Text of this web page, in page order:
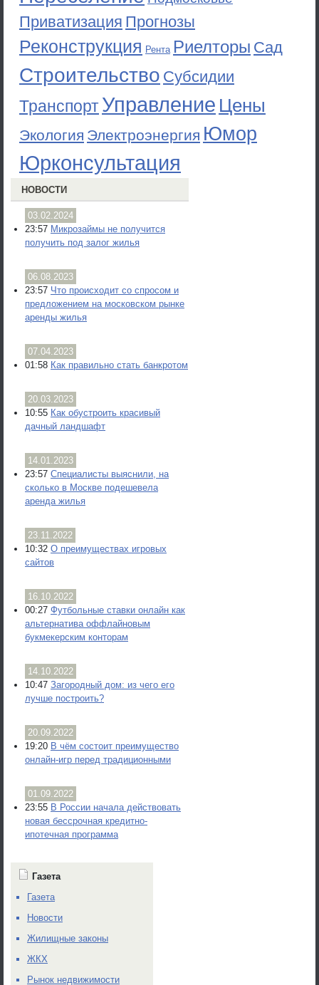
Приватизация Прогнозы
Реконструкция Рента Риелторы Сад
Строительство Субсидии
ТранспортУправление Цены
Экология Электроэнергия Юмор
Юрконсультация
НОВОСТИ
03.02.2024
23:57 Микрозаймы не получится
получить под залог жилья
06.08.2023
23:57 Что происходит со спросом и
предложением на московском рынке
аренды жилья
07.04.2023
01:58 Как правильно стать банкротом
20.03.2023
10:55 Как обустроить красивый
дачный ландшафт
14.01.2023
23:57 Специалисты выяснили, на
сколько в Москве подешевела
аренда жилья
23.11.2022
10:32 О преимуществах игровых
сайтов
16.10.2022
00:27 Футбольные ставки онлайн как
альтернатива оффлайновым
букмекерским конторам
14.10.2022
10:47 Загородный дом: из чего его
лучше построить?
20.09.2022
19:20 В чём состоит преимущество
онлайн-игр перед традиционными
01.09.2022
23:55 В России начала действовать
новая бессрочная кредитно-
ипотечная программа
Газета
Газета
Новости
Жилищные законы
ЖКХ
Рынок недвижимости